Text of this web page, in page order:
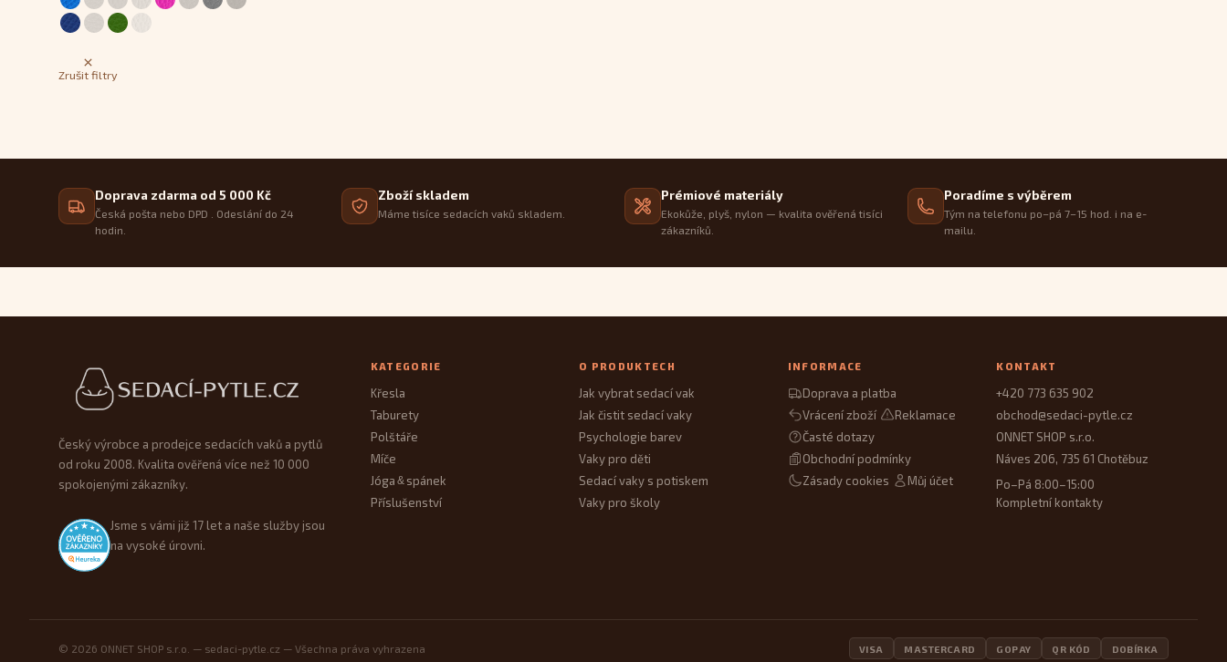
Zrušit filtry
Doprava zdarma od 5 000 Kč
Česká pošta nebo DPD . Odeslání do 24
hodin.
Zboží skladem
Máme tisíce sedacích vaků skladem.
Prémiové materiály
Ekokůže, plyš, nylon — kvalita ověřená tisíci
zákazníků.
Poradíme s výběrem
Tým na telefonu po–pá 7–15 hod. i na e-
mailu.
Patička webu
Český výrobce a prodejce sedacích vaků a pytlů
od roku 2008. Kvalita ověřená více než 10 000
spokojenými zákazníky.
Jsme s vámi již 17 let a naše služby jsou
na vysoké úrovni.
KATEGORIE
Křesla
Taburety
Polštáře
Míče
Jóga&spánek
Příslušenství
O PRODUKTECH
Jak vybrat sedací vak
Jak čistit sedací vaky
Psychologie barev
Vaky pro děti
Sedací vaky s potiskem
Vaky pro školy
INFORMACE
Doprava a platba
Vrácení zboží
Reklamace
Časté dotazy
Obchodní podmínky
Zásady cookies
Můj účet
KONTAKT
+420 773 635 902
obchod@sedaci-pytle.cz
ONNET SHOP s.r.o.
Náves 206, 735 61 Chotěbuz
Po–Pá 8:00–15:00
Kompletní kontakty
© 2026 ONNET SHOP s.r.o. — sedaci-pytle.cz — Všechna práva vyhrazena VISA MASTERCARD GOPAY QR KÓD DOBÍRKA